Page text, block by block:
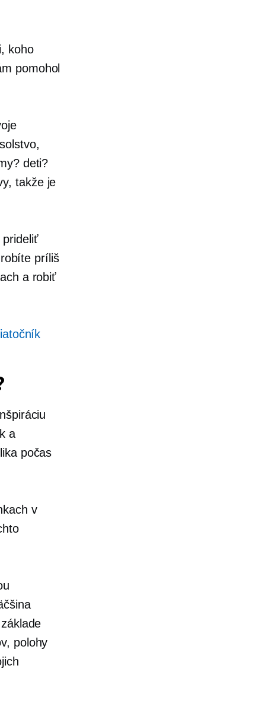
koho
pomohol
deti?
takže je
prideliť
príliš
a robiť
a
počas
v
polohy